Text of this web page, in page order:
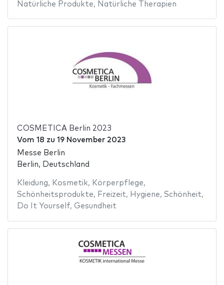
Natürliche Produkte, Natürliche Therapien
COSMETICA Berlin 2023
Vom 18 zu 19 November 2023
Messe Berlin
Berlin, Deutschland
Kleidung, Kosmetik, Körperpflege,
Schönheitsprodukte, Freizeit, Hygiene, Schönheit,
Do It Yourself, Gesundheit